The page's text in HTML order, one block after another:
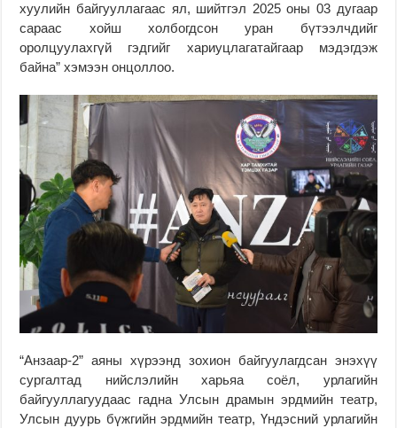
хуулийн байгууллагаас ял, шийтгэл 2025 оны 03 дугаар
сараас хойш холбогдсон уран бүтээлчдийг
оролцуулахгүй гэдгийг хариуцлагатайгаар мэдэгдэж
байна” хэмээн онцоллоо.
“Анзаар-2” аяны хүрээнд зохион байгуулагдсан энэхүү
сургалтад нийслэлийн харьяа соёл, урлагийн
байгууллагуудаас гадна Улсын драмын эрдмийн театр,
Улсын дуурь бүжгийн эрдмийн театр, Үндэсний урлагийн